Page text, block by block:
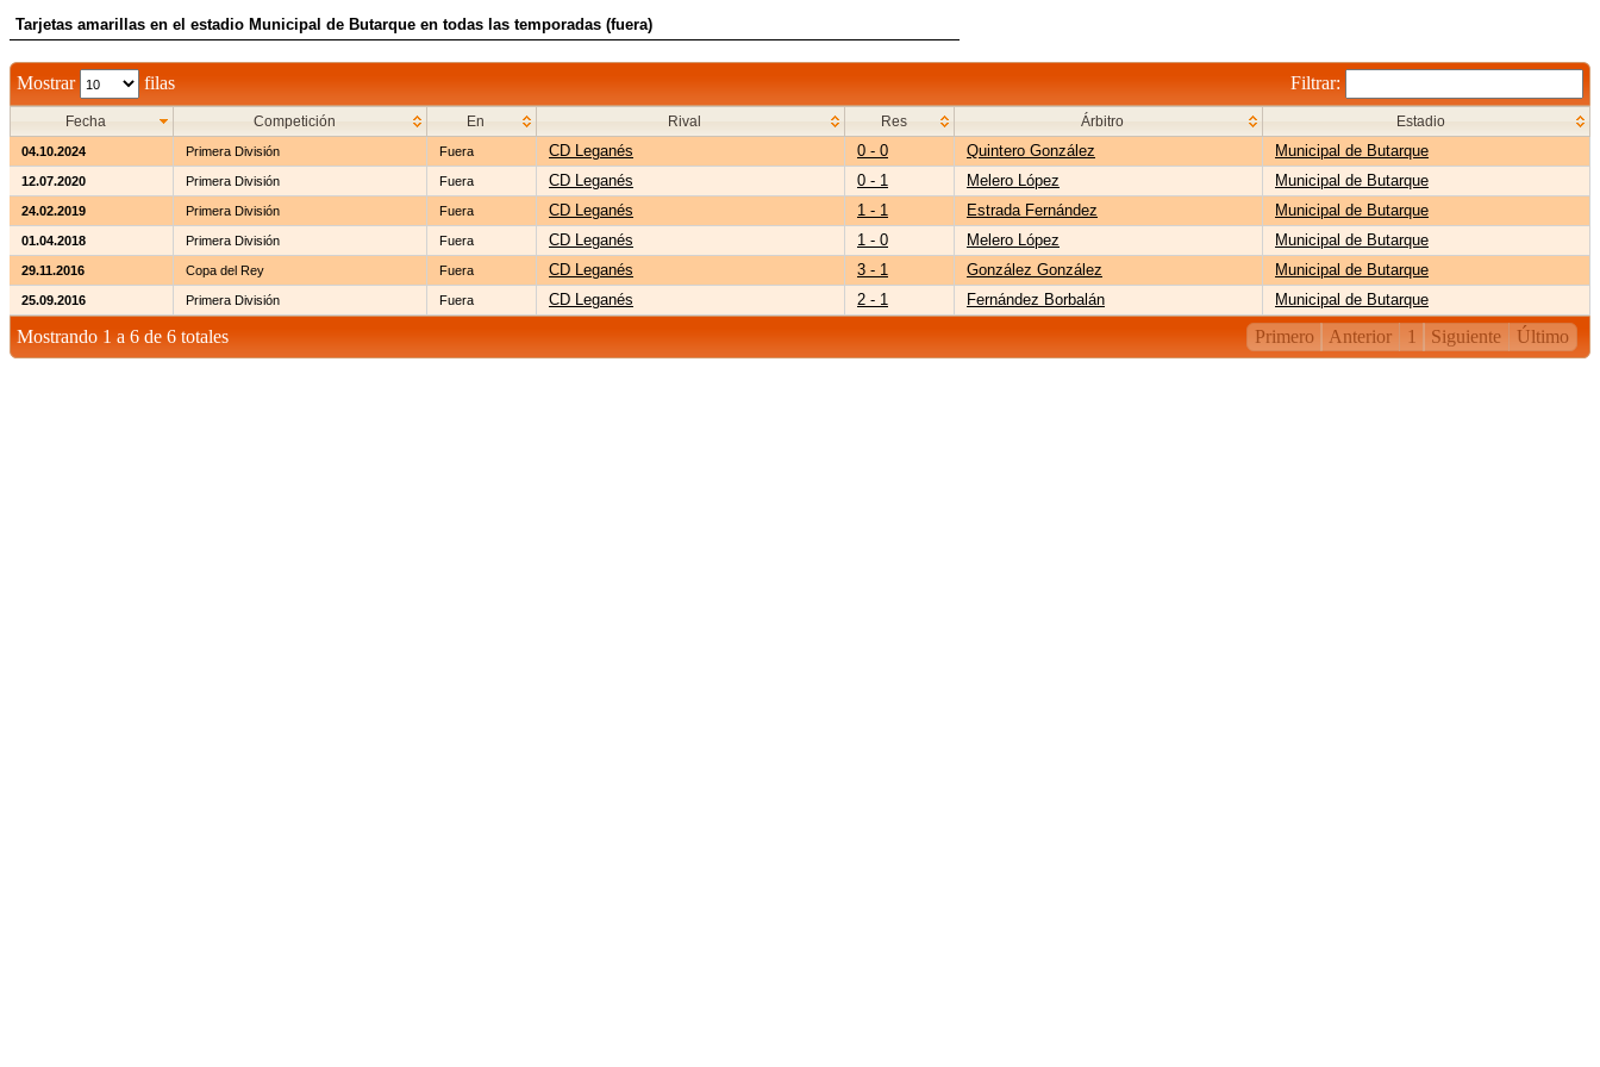
Tarjetas amarillas en el estadio Municipal de Butarque en todas las temporadas (fuera)
Mostrar filas Filtrar:
Fecha Competición En Rival Res Árbitro Estadio
04.10.2024 Primera División Fuera CD Leganés 0 - 0 Quintero González Municipal de Butarque
12.07.2020 Primera División Fuera CD Leganés 0 - 1 Melero López Municipal de Butarque
24.02.2019 Primera División Fuera CD Leganés 1 - 1 Estrada Fernández Municipal de Butarque
01.04.2018 Primera División Fuera CD Leganés 1 - 0 Melero López Municipal de Butarque
29.11.2016 Copa del Rey Fuera CD Leganés 3 - 1 González González Municipal de Butarque
25.09.2016 Primera División Fuera CD Leganés 2 - 1 Fernández Borbalán Municipal de Butarque
Mostrando 1 a 6 de 6 totales Primero Anterior 1 Siguiente Último